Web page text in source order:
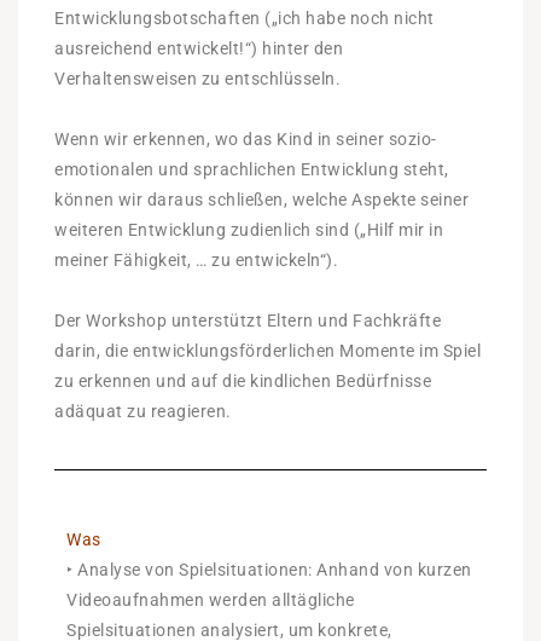
Entwicklungsbotschaften („ich habe noch nicht
ausreichend entwickelt!“) hinter den
Verhaltensweisen zu entschlüsseln.
Wenn wir erkennen, wo das Kind in seiner sozio-
emotionalen und sprachlichen Entwicklung steht,
können wir daraus schließen, welche Aspekte seiner
weiteren Entwicklung zudienlich sind („Hilf mir in
meiner Fähigkeit, … zu entwickeln“).
Der Workshop unterstützt Eltern und Fachkräfte
darin, die entwicklungsförderlichen Momente im Spiel
zu erkennen und auf die kindlichen Bedürfnisse
adäquat zu reagieren.
Was
‣ Analyse von Spielsituationen: Anhand von kurzen
Videoaufnahmen werden alltägliche
Spielsituationen analysiert, um konkrete,